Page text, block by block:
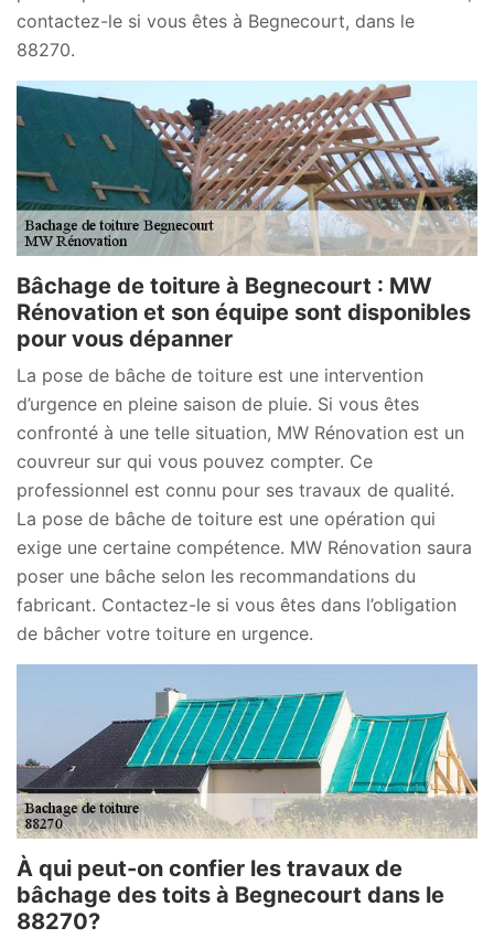
contactez-le si vous êtes à Begnecourt, dans le
88270.
Bâchage de toiture à Begnecourt : MW
Rénovation et son équipe sont disponibles
pour vous dépanner
La pose de bâche de toiture est une intervention
d’urgence en pleine saison de pluie. Si vous êtes
confronté à une telle situation, MW Rénovation est un
couvreur sur qui vous pouvez compter. Ce
professionnel est connu pour ses travaux de qualité.
La pose de bâche de toiture est une opération qui
exige une certaine compétence. MW Rénovation saura
poser une bâche selon les recommandations du
fabricant. Contactez-le si vous êtes dans l’obligation
de bâcher votre toiture en urgence.
À qui peut-on confier les travaux de
bâchage des toits à Begnecourt dans le
88270?